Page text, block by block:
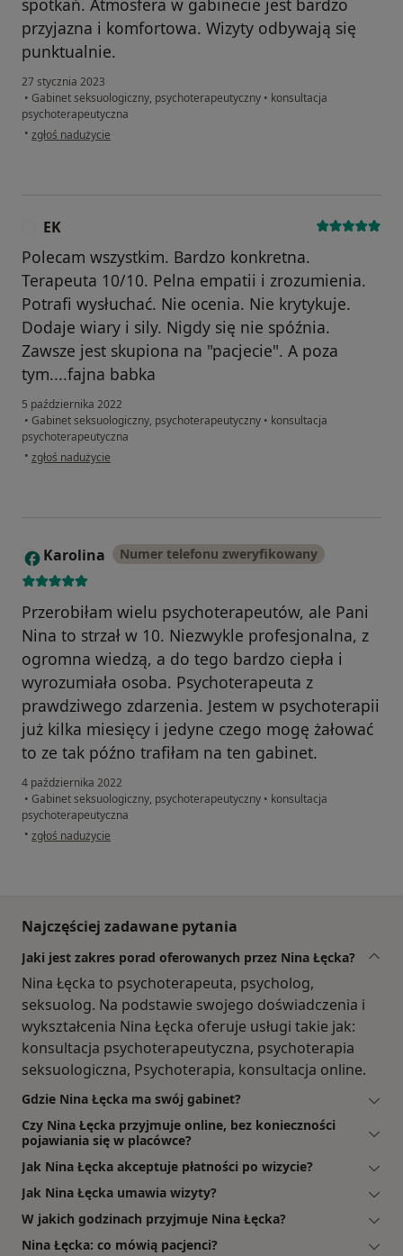
spotkań. Atmosfera w gabinecie jest bardzo
przyjazna i komfortowa. Wizyty odbywają się
punktualnie.
27 stycznia 2023
• Gabinet seksuologiczny, psychoterapeutyczny • konsultacja
psychoterapeutyczna
• w opinii użytkownika Aleksandra
zgłoś nadużycie
EK
Polecam wszystkim. Bardzo konkretna.
Terapeuta 10/10. Pelna empatii i zrozumienia.
Potrafi wysłuchać. Nie ocenia. Nie krytykuje.
Dodaje wiary i sily. Nigdy się nie spóźnia.
Zawsze jest skupiona na "pacjecie". A poza
tym....fajna babka
5 października 2022
• Gabinet seksuologiczny, psychoterapeutyczny • konsultacja
psychoterapeutyczna
• w opinii użytkownika EK
zgłoś nadużycie
K Karolina Numer telefonu zweryfikowany
Przerobiłam wielu psychoterapeutów, ale Pani
Nina to strzał w 10. Niezwykle profesjonalna, z
ogromna wiedzą, a do tego bardzo ciepła i
wyrozumiała osoba. Psychoterapeuta z
prawdziwego zdarzenia. Jestem w psychoterapii
już kilka miesięcy i jedyne czego mogę żałować
to ze tak późno trafiłam na ten gabinet.
4 października 2022
• Gabinet seksuologiczny, psychoterapeutyczny • konsultacja
psychoterapeutyczna
• w opinii użytkownika Karolina
zgłoś nadużycie
Najczęściej zadawane pytania
Jaki jest zakres porad oferowanych przez Nina Łęcka?
Nina Łęcka to psychoterapeuta, psycholog,
seksuolog. Na podstawie swojego doświadczenia i
wykształcenia Nina Łęcka oferuje usługi takie jak:
konsultacja psychoterapeutyczna, psychoterapia
seksuologiczna, Psychoterapia, konsultacja online.
Gdzie Nina Łęcka ma swój gabinet?
Czy Nina Łęcka przyjmuje online, bez konieczności
pojawiania się w placówce?
Jak Nina Łęcka akceptuje płatności po wizycie?
Jak Nina Łęcka umawia wizyty?
W jakich godzinach przyjmuje Nina Łęcka?
Nina Łęcka: co mówią pacjenci?